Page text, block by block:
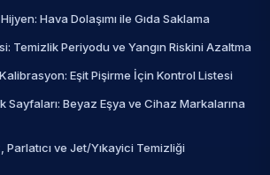
Hava Dolaşımı ile Gıda Saklama
Temizlik Periyodu ve Yangın Riskini Azaltma
Kalibrasyon: Eşit Pişirme İçin Kontrol Listesi
Sayfaları: Beyaz Eşya ve Cihaz Markalarına
Parlatıcı ve Jet/Yıkayici Temizliği